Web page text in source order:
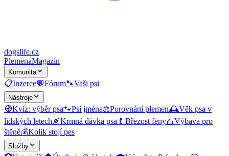
dogslife.cz
PlemenaMagazín
Komunita
📋Inzerce💬Fórum🐾Vaši psi
Nástroje
🧭Kvíz: výběr psa🐾Psí jména⚖️Porovnání plemen🕰️Věk psa v
lidských letech🍖Krmná dávka psa 🍼 Březost feny🧺Výbava pro
štěně💰Kolik stojí pes
Služby